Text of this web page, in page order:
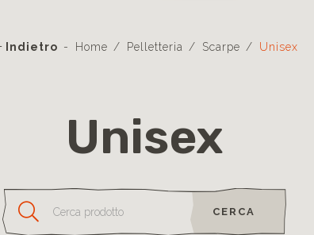
Indietro Home Pelletteria Scarpe Unisex
Unisex
CERCA